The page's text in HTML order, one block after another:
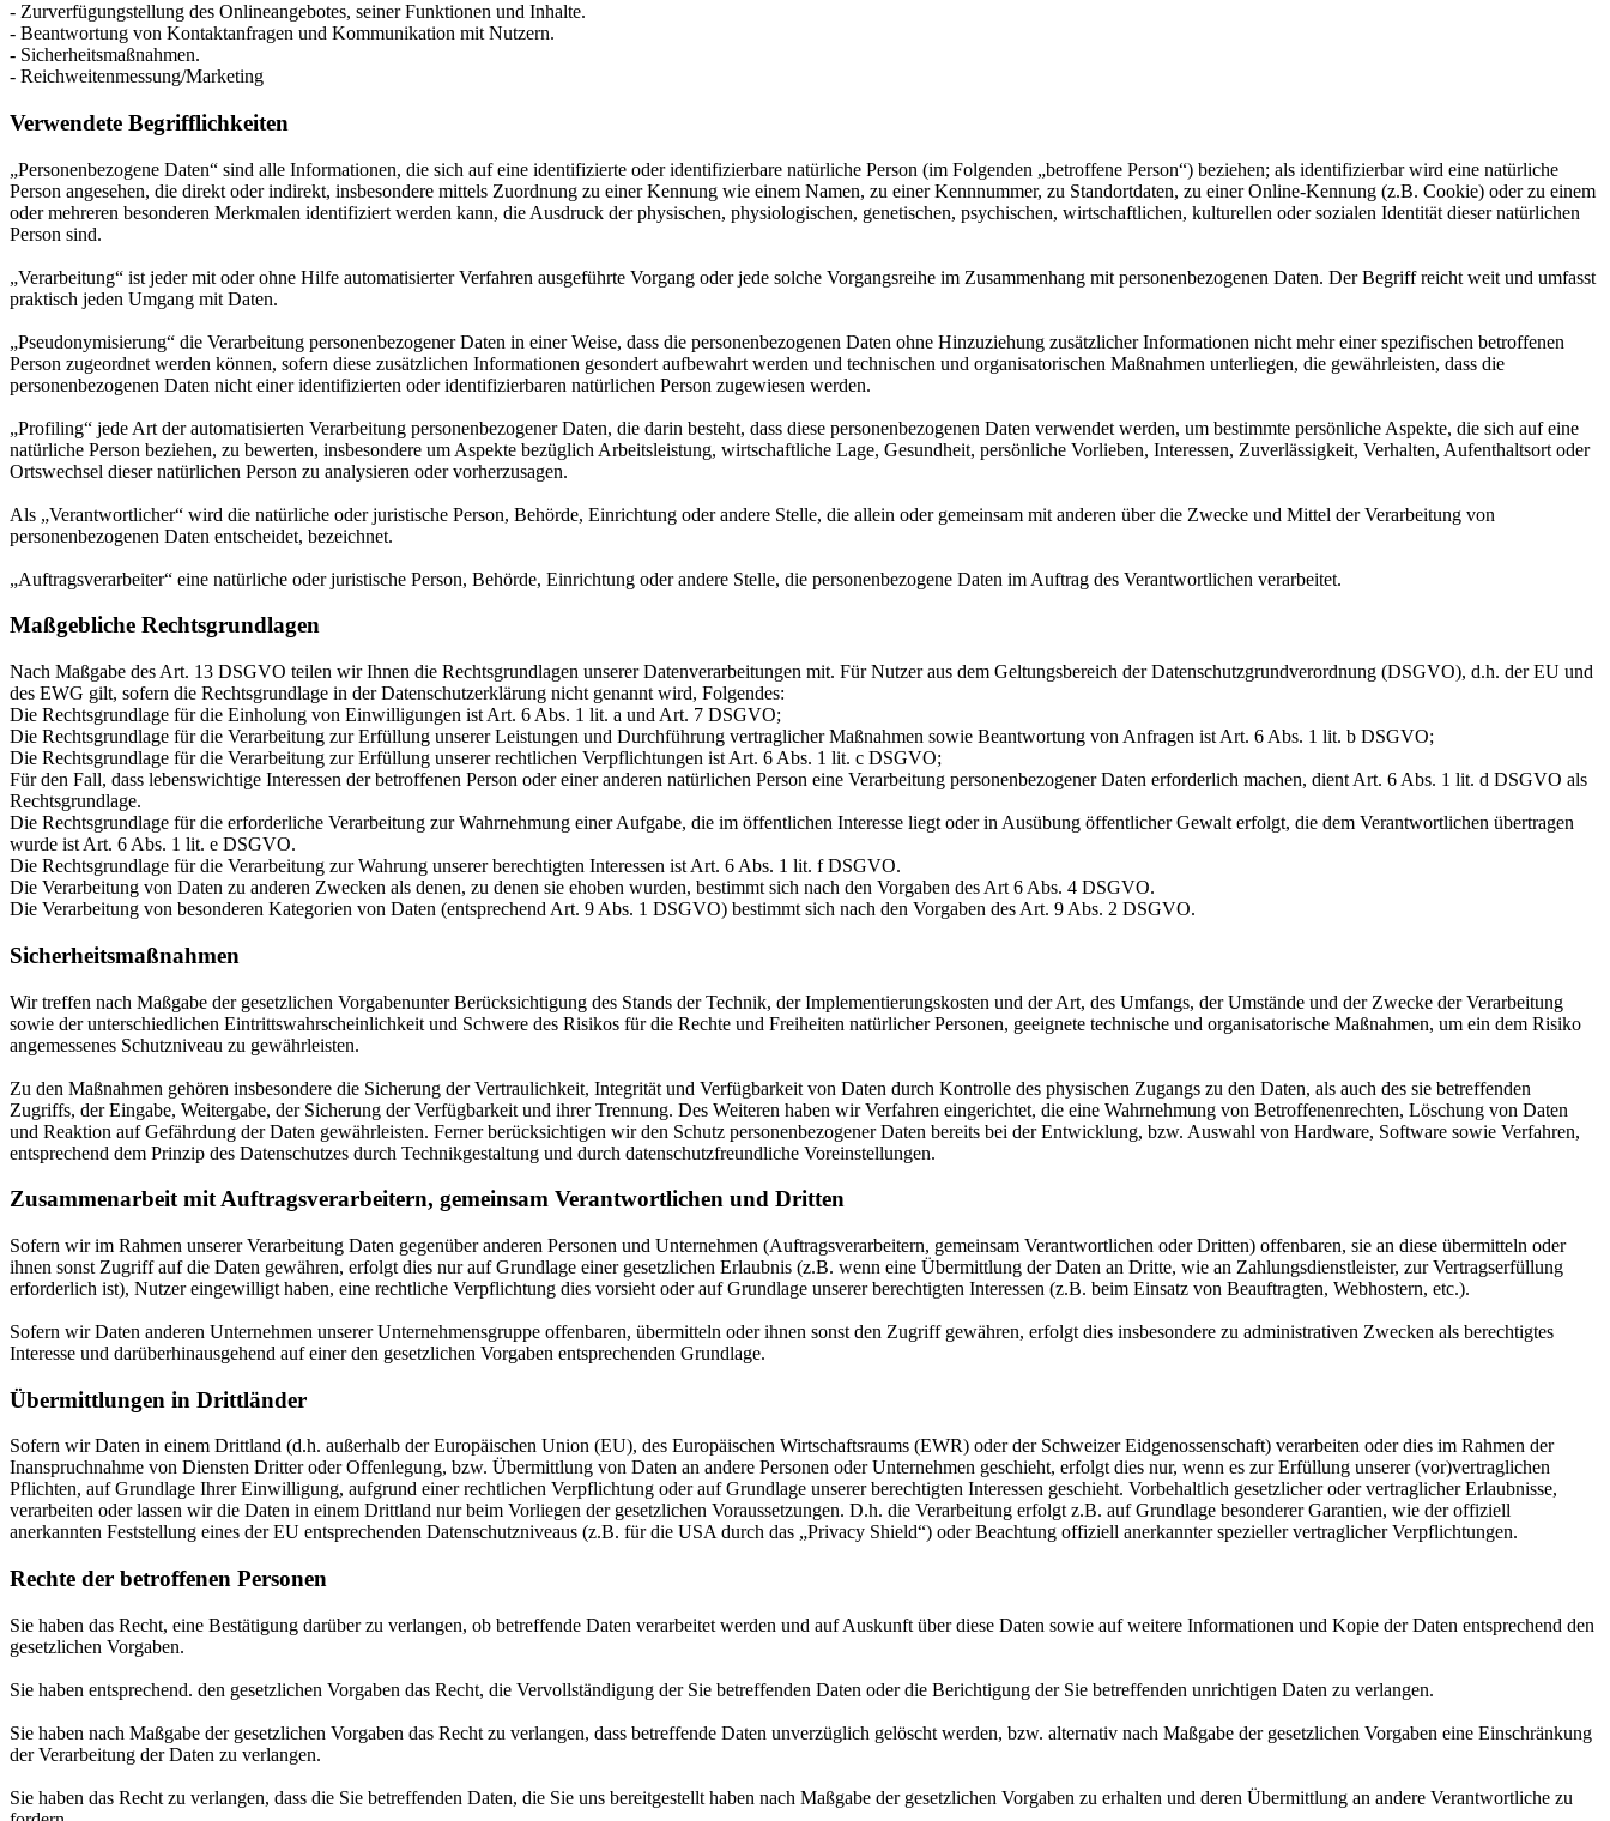
- Zurverfügungstellung des Onlineangebotes, seiner Funktionen und Inhalte.
- Beantwortung von Kontaktanfragen und Kommunikation mit Nutzern.
- Sicherheitsmaßnahmen.
- Reichweitenmessung/Marketing
Verwendete Begrifflichkeiten
„Personenbezogene Daten“ sind alle Informationen, die sich auf eine identifizierte oder identifizierbare natürliche Person (im Folgenden „betroffene Person“) beziehen; als identifizierbar wird eine natürliche
Person angesehen, die direkt oder indirekt, insbesondere mittels Zuordnung zu einer Kennung wie einem Namen, zu einer Kennnummer, zu Standortdaten, zu einer Online-Kennung (z.B. Cookie) oder zu einem
oder mehreren besonderen Merkmalen identifiziert werden kann, die Ausdruck der physischen, physiologischen, genetischen, psychischen, wirtschaftlichen, kulturellen oder sozialen Identität dieser natürlichen
Person sind.
„Verarbeitung“ ist jeder mit oder ohne Hilfe automatisierter Verfahren ausgeführte Vorgang oder jede solche Vorgangsreihe im Zusammenhang mit personenbezogenen Daten. Der Begriff reicht weit und umfasst
praktisch jeden Umgang mit Daten.
„Pseudonymisierung“ die Verarbeitung personenbezogener Daten in einer Weise, dass die personenbezogenen Daten ohne Hinzuziehung zusätzlicher Informationen nicht mehr einer spezifischen betroffenen
Person zugeordnet werden können, sofern diese zusätzlichen Informationen gesondert aufbewahrt werden und technischen und organisatorischen Maßnahmen unterliegen, die gewährleisten, dass die
personenbezogenen Daten nicht einer identifizierten oder identifizierbaren natürlichen Person zugewiesen werden.
„Profiling“ jede Art der automatisierten Verarbeitung personenbezogener Daten, die darin besteht, dass diese personenbezogenen Daten verwendet werden, um bestimmte persönliche Aspekte, die sich auf eine
natürliche Person beziehen, zu bewerten, insbesondere um Aspekte bezüglich Arbeitsleistung, wirtschaftliche Lage, Gesundheit, persönliche Vorlieben, Interessen, Zuverlässigkeit, Verhalten, Aufenthaltsort oder
Ortswechsel dieser natürlichen Person zu analysieren oder vorherzusagen.
Als „Verantwortlicher“ wird die natürliche oder juristische Person, Behörde, Einrichtung oder andere Stelle, die allein oder gemeinsam mit anderen über die Zwecke und Mittel der Verarbeitung von
personenbezogenen Daten entscheidet, bezeichnet.
„Auftragsverarbeiter“ eine natürliche oder juristische Person, Behörde, Einrichtung oder andere Stelle, die personenbezogene Daten im Auftrag des Verantwortlichen verarbeitet.
Maßgebliche Rechtsgrundlagen
Nach Maßgabe des Art. 13 DSGVO teilen wir Ihnen die Rechtsgrundlagen unserer Datenverarbeitungen mit. Für Nutzer aus dem Geltungsbereich der Datenschutzgrundverordnung (DSGVO), d.h. der EU und
des EWG gilt, sofern die Rechtsgrundlage in der Datenschutzerklärung nicht genannt wird, Folgendes:
Die Rechtsgrundlage für die Einholung von Einwilligungen ist Art. 6 Abs. 1 lit. a und Art. 7 DSGVO;
Die Rechtsgrundlage für die Verarbeitung zur Erfüllung unserer Leistungen und Durchführung vertraglicher Maßnahmen sowie Beantwortung von Anfragen ist Art. 6 Abs. 1 lit. b DSGVO;
Die Rechtsgrundlage für die Verarbeitung zur Erfüllung unserer rechtlichen Verpflichtungen ist Art. 6 Abs. 1 lit. c DSGVO;
Für den Fall, dass lebenswichtige Interessen der betroffenen Person oder einer anderen natürlichen Person eine Verarbeitung personenbezogener Daten erforderlich machen, dient Art. 6 Abs. 1 lit. d DSGVO als
Rechtsgrundlage.
Die Rechtsgrundlage für die erforderliche Verarbeitung zur Wahrnehmung einer Aufgabe, die im öffentlichen Interesse liegt oder in Ausübung öffentlicher Gewalt erfolgt, die dem Verantwortlichen übertragen
wurde ist Art. 6 Abs. 1 lit. e DSGVO.
Die Rechtsgrundlage für die Verarbeitung zur Wahrung unserer berechtigten Interessen ist Art. 6 Abs. 1 lit. f DSGVO.
Die Verarbeitung von Daten zu anderen Zwecken als denen, zu denen sie ehoben wurden, bestimmt sich nach den Vorgaben des Art 6 Abs. 4 DSGVO.
Die Verarbeitung von besonderen Kategorien von Daten (entsprechend Art. 9 Abs. 1 DSGVO) bestimmt sich nach den Vorgaben des Art. 9 Abs. 2 DSGVO.
Sicherheitsmaßnahmen
Wir treffen nach Maßgabe der gesetzlichen Vorgabenunter Berücksichtigung des Stands der Technik, der Implementierungskosten und der Art, des Umfangs, der Umstände und der Zwecke der Verarbeitung
sowie der unterschiedlichen Eintrittswahrscheinlichkeit und Schwere des Risikos für die Rechte und Freiheiten natürlicher Personen, geeignete technische und organisatorische Maßnahmen, um ein dem Risiko
angemessenes Schutzniveau zu gewährleisten.
Zu den Maßnahmen gehören insbesondere die Sicherung der Vertraulichkeit, Integrität und Verfügbarkeit von Daten durch Kontrolle des physischen Zugangs zu den Daten, als auch des sie betreffenden
Zugriffs, der Eingabe, Weitergabe, der Sicherung der Verfügbarkeit und ihrer Trennung. Des Weiteren haben wir Verfahren eingerichtet, die eine Wahrnehmung von Betroffenenrechten, Löschung von Daten
und Reaktion auf Gefährdung der Daten gewährleisten. Ferner berücksichtigen wir den Schutz personenbezogener Daten bereits bei der Entwicklung, bzw. Auswahl von Hardware, Software sowie Verfahren,
entsprechend dem Prinzip des Datenschutzes durch Technikgestaltung und durch datenschutzfreundliche Voreinstellungen.
Zusammenarbeit mit Auftragsverarbeitern, gemeinsam Verantwortlichen und Dritten
Sofern wir im Rahmen unserer Verarbeitung Daten gegenüber anderen Personen und Unternehmen (Auftragsverarbeitern, gemeinsam Verantwortlichen oder Dritten) offenbaren, sie an diese übermitteln oder
ihnen sonst Zugriff auf die Daten gewähren, erfolgt dies nur auf Grundlage einer gesetzlichen Erlaubnis (z.B. wenn eine Übermittlung der Daten an Dritte, wie an Zahlungsdienstleister, zur Vertragserfüllung
erforderlich ist), Nutzer eingewilligt haben, eine rechtliche Verpflichtung dies vorsieht oder auf Grundlage unserer berechtigten Interessen (z.B. beim Einsatz von Beauftragten, Webhostern, etc.).
Sofern wir Daten anderen Unternehmen unserer Unternehmensgruppe offenbaren, übermitteln oder ihnen sonst den Zugriff gewähren, erfolgt dies insbesondere zu administrativen Zwecken als berechtigtes
Interesse und darüberhinausgehend auf einer den gesetzlichen Vorgaben entsprechenden Grundlage.
Übermittlungen in Drittländer
Sofern wir Daten in einem Drittland (d.h. außerhalb der Europäischen Union (EU), des Europäischen Wirtschaftsraums (EWR) oder der Schweizer Eidgenossenschaft) verarbeiten oder dies im Rahmen der
Inanspruchnahme von Diensten Dritter oder Offenlegung, bzw. Übermittlung von Daten an andere Personen oder Unternehmen geschieht, erfolgt dies nur, wenn es zur Erfüllung unserer (vor)vertraglichen
Pflichten, auf Grundlage Ihrer Einwilligung, aufgrund einer rechtlichen Verpflichtung oder auf Grundlage unserer berechtigten Interessen geschieht. Vorbehaltlich gesetzlicher oder vertraglicher Erlaubnisse,
verarbeiten oder lassen wir die Daten in einem Drittland nur beim Vorliegen der gesetzlichen Voraussetzungen. D.h. die Verarbeitung erfolgt z.B. auf Grundlage besonderer Garantien, wie der offiziell
anerkannten Feststellung eines der EU entsprechenden Datenschutzniveaus (z.B. für die USA durch das „Privacy Shield“) oder Beachtung offiziell anerkannter spezieller vertraglicher Verpflichtungen.
Rechte der betroffenen Personen
Sie haben das Recht, eine Bestätigung darüber zu verlangen, ob betreffende Daten verarbeitet werden und auf Auskunft über diese Daten sowie auf weitere Informationen und Kopie der Daten entsprechend den
gesetzlichen Vorgaben.
Sie haben entsprechend. den gesetzlichen Vorgaben das Recht, die Vervollständigung der Sie betreffenden Daten oder die Berichtigung der Sie betreffenden unrichtigen Daten zu verlangen.
Sie haben nach Maßgabe der gesetzlichen Vorgaben das Recht zu verlangen, dass betreffende Daten unverzüglich gelöscht werden, bzw. alternativ nach Maßgabe der gesetzlichen Vorgaben eine Einschränkung
der Verarbeitung der Daten zu verlangen.
Sie haben das Recht zu verlangen, dass die Sie betreffenden Daten, die Sie uns bereitgestellt haben nach Maßgabe der gesetzlichen Vorgaben zu erhalten und deren Übermittlung an andere Verantwortliche zu